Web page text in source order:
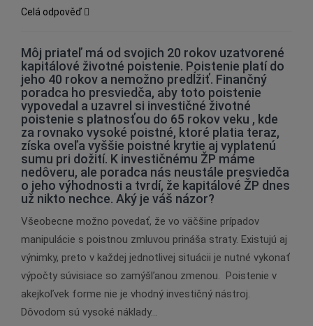
Celá odpověď
Môj priateľ má od svojich 20 rokov uzatvorené
kapitálové životné poistenie. Poistenie platí do
jeho 40 rokov a nemožno predĺžiť. Finančný
poradca ho presviedča, aby toto poistenie
vypovedal a uzavrel si investičné životné
poistenie s platnosťou do 65 rokov veku , kde
za rovnako vysoké poistné, ktoré platia teraz,
získa oveľa vyššie poistné krytie aj vyplatenú
sumu pri dožití. K investičnému ŽP máme
nedôveru, ale poradca nás neustále presviedča
o jeho výhodnosti a tvrdí, že kapitálové ŽP dnes
už nikto nechce. Aký je váš názor?
Všeobecne možno povedať, že vo väčšine prípadov
manipulácie s poistnou zmluvou prináša straty. Existujú aj
výnimky, preto v každej jednotlivej situácii je nutné vykonať
výpočty súvisiace so zamýšľanou zmenou. Poistenie v
akejkoľvek forme nie je vhodný investičný nástroj.
Dôvodom sú vysoké náklady…